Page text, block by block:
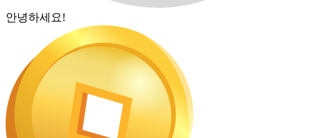
안녕하세요!